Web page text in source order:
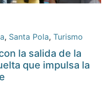
, Santa Pola, Turismo
la salida de la
que impulsa la